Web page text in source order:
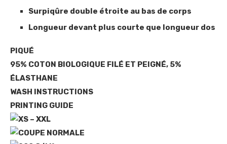
Surpiqûre double étroite au bas de corps
Longueur devant plus courte que longueur dos
PIQUÉ
95% COTON BIOLOGIQUE FILÉ ET PEIGNÉ, 5%
ÉLASTHANE
WASH INSTRUCTIONS
PRINTING GUIDE
XS – XXL
COUPE NORMALE